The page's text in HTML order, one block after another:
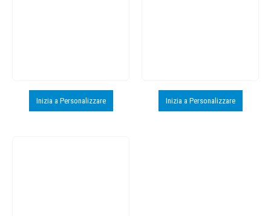
Inizia a Personalizzare Inizia a Personalizzare